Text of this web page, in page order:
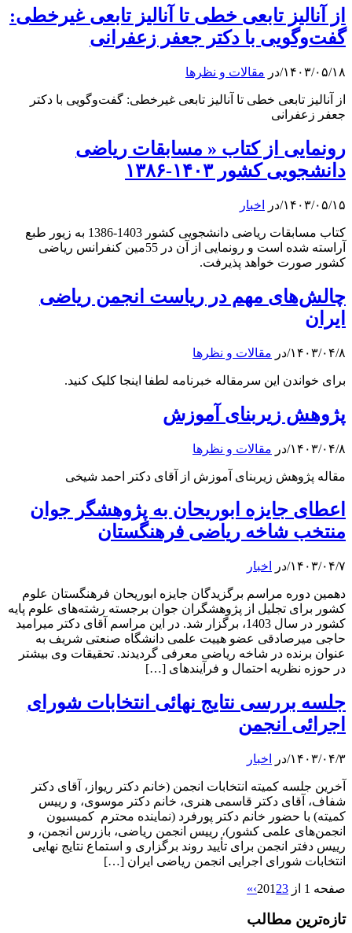
از آنالیز تابعی خطی تا آنالیز تابعی غیرخطی:
گفت‌وگویی با دکتر جعفر زعفرانی
۱۴۰۳/۰۵/۱۸/در مقالات و نظرها
از آنالیز تابعی خطی تا آنالیز تابعی غیرخطی: گفت‌وگویی با دکتر
جعفر زعفرانی
رونمایی از کتاب « مسابقات ریاضی
دانشجویی کشور ۱۴۰۳-۱۳۸۶
۱۴۰۳/۰۵/۱۵/در اخبار
کتاب مسابقات ریاضی دانشجویی کشور 1403-1386 به زیور طبع
آراسته شده است و رونمایی از آن در 55مین کنفرانس ریاضی
کشور صورت خواهد پذیرفت.
چالش‌های مهم در ریاست انجمن ریاضی
ایران
۱۴۰۳/۰۴/۸/در مقالات و نظرها
برای خواندن این سرمقاله خبرنامه لطفا اینجا کلیک کنید.
پژوهش زیربنای آموزش
۱۴۰۳/۰۴/۸/در مقالات و نظرها
مقاله پژوهش زیربنای آموزش از آقای دکتر احمد شیخی
اعطای جایزه ابوریحان به پژوهشگر جوان
منتخب شاخه ریاضی فرهنگستان
۱۴۰۳/۰۴/۷/در اخبار
دهمین دوره مراسم برگزیدگان جایزه ابوریحان فرهنگستان علوم
کشور برای تجلیل از پژوهشگران جوان برجسته رشته‌های علوم پایه
کشور در سال 1403، برگزار شد. در این مراسم آقای دکتر میرامید
حاجی میرصادقی عضو هییت علمی دانشگاه صنعتی شریف به
عنوان برنده در شاخه ریاضی معرفی گردیدند. تحقیقات وی بیشتر
در حوزه نظریه احتمال و فرآیندهای […]
جلسه بررسی نتایج نهائی انتخابات شورای
اجرائی انجمن
۱۴۰۳/۰۴/۳/در اخبار
آخرین جلسه کمیته انتخابات انجمن (خانم دکتر ریواز، آقای دکتر
شفاف، آقای دکتر قاسمی هنری، خانم دکتر موسوی، و رییس
کمیته) با حضور خانم دکتر پورفرد (نماینده محترم کمیسیون‌
انجمن‌های علمی کشور)، رییس انجمن ریاضی، بازرس انجمن، و
رییس دفتر انجمن برای تأیید روند برگزاری و استماع نتایج نهایی
انتخابات شورای اجرایی انجمن ریاضی ایران […]
صفحه 1 از 20 1 23
›
»
تازه‌ترین مطالب